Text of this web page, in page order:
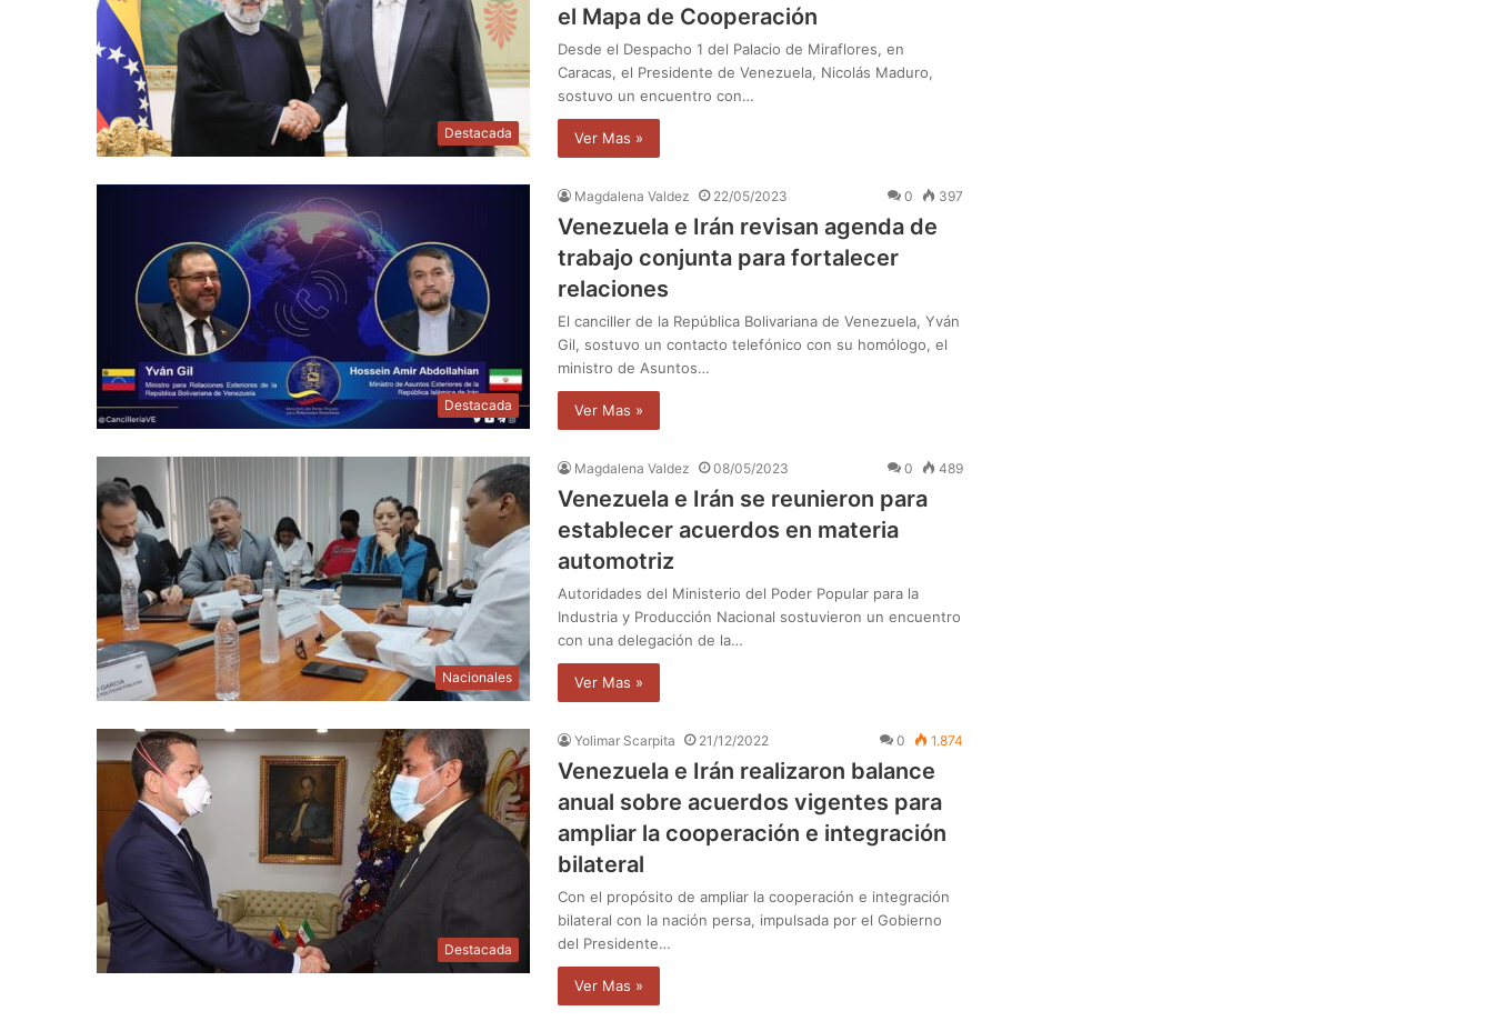
Destacada
el Mapa de Cooperación
Desde el Despacho 1 del Palacio de Miraflores, en
Caracas, el Presidente de Venezuela, Nicolás Maduro,
sostuvo un encuentro con…
Ver Mas »
Destacada
Magdalena Valdez 22/05/2023 0 397
Venezuela e Irán revisan agenda de
trabajo conjunta para fortalecer
relaciones
El canciller de la República Bolivariana de Venezuela, Yván
Gil, sostuvo un contacto telefónico con su homólogo, el
ministro de Asuntos…
Ver Mas »
Nacionales
Magdalena Valdez 08/05/2023 0 489
Venezuela e Irán se reunieron para
establecer acuerdos en materia
automotriz
Autoridades del Ministerio del Poder Popular para la
Industria y Producción Nacional sostuvieron un encuentro
con una delegación de la…
Ver Mas »
Destacada
Yolimar Scarpita 21/12/2022 0 1.874
Venezuela e Irán realizaron balance
anual sobre acuerdos vigentes para
ampliar la cooperación e integración
bilateral
Con el propósito de ampliar la cooperación e integración
bilateral con la nación persa, impulsada por el Gobierno
del Presidente…
Ver Mas »